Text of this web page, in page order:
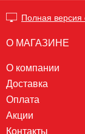
Полная версия
О МАГАЗИНЕ
О компании
Доставка
Оплата
Акции
Контакты